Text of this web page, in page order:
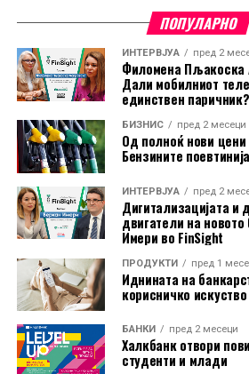
додека во категоријата Млади,
третопласираните 3.000 денари.
тима се предвидени дипломи и
признание за тимскиот дух и
Со Халк Вело Грин, Халкбанк уште
порака дека спортот, здравите
природата и солидарноста можат
настан што секоја година
учесници.
Од НЛБ Банка ги потсетуваат
средствата можат да ги користат
плаќање во продажната мрежа,
електронското и мобилното
ПОПУЛАРНО
ИНТЕРВЈУА пред 2
Филомена Пљакоска
Дали мобилниот
единствен паричник?
БИЗНИС пред 2 месеци
Од полноќ нови цени
Бензините
ИНТЕРВЈУА пред 2
Дигитализацијата и
двигатели на
Имери во FinSight
ПРОДУКТИ пред 1
Иднината на
корисничко искуство
БАНКИ пред 2 месеци
Халкбанк отвори
студенти и млади